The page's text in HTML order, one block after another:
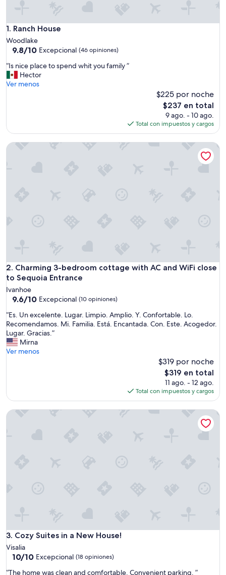
1. Ranch House
Ranch House
Woodlake
9.8
10,
Excepcional,
(46
9.8/10 Excepcional (46 opiniones)
“
I
s
p
a
t
y
o
u
a
m
i
l
y
”
“Is nice place to spend whit you family ”
Hector
Ver menos
$225 por noche
El
precio
actual
es
de
$237 en total
9 ago. - 10 ago.
Total con impuestos y cargos
2. Charming 3-bedroom cottage with AC and WiFi close
to Sequoia Entrance
Charming 3-bedroom cottage with AC and WiFi close to
Ivanhoe
9.6
10,
Excepcional,
(10
opiniones)
9.6/10 Excepcional (10 opiniones)
“
E
s
.
U
e
e
m
.
“Es. Un excelente. Lugar. Limpio. Amplio. Y. Confortable. Lo.
Recomendamos. Mi. Familia. Está. Encantada. Con. Este. Acogedor.
Lugar. Gracias.”
Mirna
Ver menos
$319 por noche
El
precio
actual
es
de
$319 en total
11 ago. - 12 ago.
Total con impuestos y cargos
Charming 3-bedroom cottage with AC and WiFi close to
3. Cozy Suites in a New House!
Cozy Suites in a New House!
Visalia
10.0
10/10 Excepcional (18 opiniones)
““The home was clean and comfortable. Convenient parking. ”
Cozy Suites in a New House!